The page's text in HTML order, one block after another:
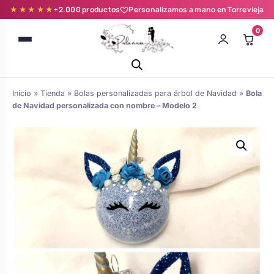
★★★★★+2.000 productos Personalizamos a mano en Torrevieja
0
novia y zapatillas
personalizadas
de boda
Árboles de Huellas para Primera
Batas de comunión personalizadas
Inicio » Tienda » Bolas personalizadas para árbol de Navidad » Bola
de Navidad personalizada con nombre – Modelo 2